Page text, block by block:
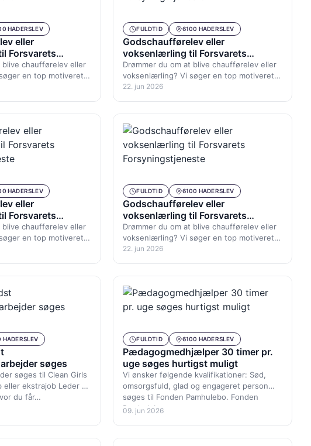
HADERSLEV
eller
Forsvarets
blive chaufførelev eller
en top motiveret
som ældre med…
FULDTID 6100 HADERSLEV
Godschaufførelev eller
voksenlærling til Forsvarets
Forsyningstjeneste
Drømmer du om at blive chaufførelev eller
voksenlærling? Vi søger en top motiveret
godschaufførelev, ung som ældre med…
22. jun 2026
HADERSLEV
eller
Forsvarets
blive chaufførelev eller
en top motiveret
som ældre med…
FULDTID 6100 HADERSLEV
Godschaufførelev eller
voksenlærling til Forsvarets
Forsyningstjeneste
Drømmer du om at blive chaufførelev eller
voksenlærling? Vi søger en top motiveret
godschaufførelev, ung som ældre med…
22. jun 2026
HADERSLEV
søges
søges til Clean Girls
ekstrajob Leder du
du får…
FULDTID 6100 HADERSLEV
Pædagogmedhjælper 30 timer pr.
uge søges hurtigst muligt
Vi ønsker følgende kvalifikationer: Sød,
omsorgsfuld, glad og engageret person
søges til Fonden Pamhulebo. Fonden
Pamhulebo er et…
09. jun 2026